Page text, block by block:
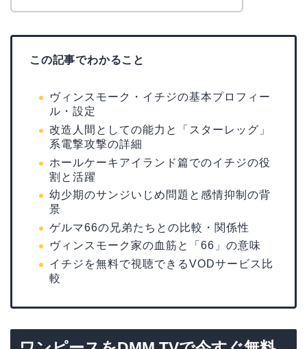
この記事でわかること
ヴィンスモーク・イチジの基本プロフィー
ル・設定
改造人間としての能力と「スターレッグ」
系電撃攻撃の詳細
ホールケーキアイランド篇でのイチジの役
割と活躍
幼少期のサンジいじめ問題と感情抑制の背
景
ゲルマ66の兄弟たちとの比較・関係性
ヴィンスモーク家の血筋と「66」の意味
イチジを無料で視聴できるVODサービス比
較